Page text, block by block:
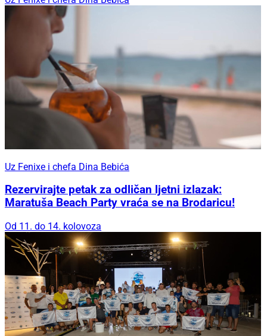
Uz Fenixe i chefa Dina Bebića
Rezervirajte petak za odličan ljetni izlazak:
Maratuša Beach Party vraća se na Brodaricu!
Od 11. do 14. kolovoza